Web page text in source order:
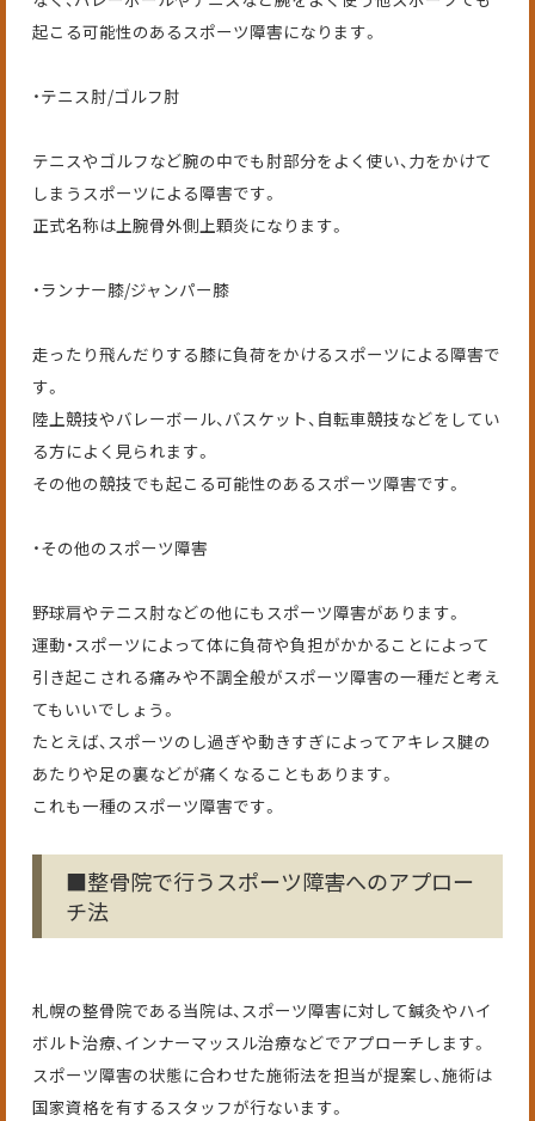
起こる可能性のあるスポーツ障害になります。
・テニス肘/ゴルフ肘
テニスやゴルフなど腕の中でも肘部分をよく使い、力をかけて
しまうスポーツによる障害です。
正式名称は上腕骨外側上顆炎になります。
・ランナー膝/ジャンパー膝
走ったり飛んだりする膝に負荷をかけるスポーツによる障害で
す。
陸上競技やバレーボール、バスケット、自転車競技などをしてい
る方によく見られます。
その他の競技でも起こる可能性のあるスポーツ障害です。
・その他のスポーツ障害
野球肩やテニス肘などの他にもスポーツ障害があります。
運動・スポーツによって体に負荷や負担がかかることによって
引き起こされる痛みや不調全般がスポーツ障害の一種だと考え
てもいいでしょう。
たとえば、スポーツのし過ぎや動きすぎによってアキレス腱の
あたりや足の裏などが痛くなることもあります。
これも一種のスポーツ障害です。
■整骨院で行うスポーツ障害へのアプロー
チ法
札幌の整骨院である当院は、スポーツ障害に対して鍼灸やハイ
ボルト治療、インナーマッスル治療などでアプローチします。
スポーツ障害の状態に合わせた施術法を担当が提案し、施術は
国家資格を有するスタッフが行ないます。